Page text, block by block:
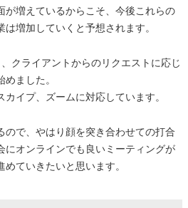
が増えているからこそ、今後これらの
増加していくと予想されます。
クライアントからのリクエストに応じ
ました。
イプ、ズームに対応しています。
ので、やはり顔を突き合わせての打合
にオンラインでも良いミーティングが
ていきたいと思います。